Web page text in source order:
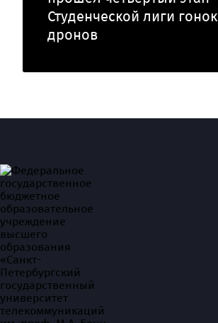
Студенческой лиги гонок
дронов